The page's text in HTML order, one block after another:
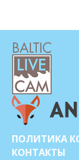
ПОЛИТИКА
КОНТАКТЫ